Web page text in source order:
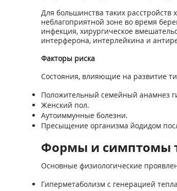
Для большинства таких расстройств
неблагоприятной зоне во время
инфекция, хирургическое
интерферона, интерлейкина и
Факторы риска
Состояния, влияющие на развитие
Положительный семейный анамнез
Женский пол.
Аутоиммунные болезни.
Пресыщение организма йодидом
Формы и симптомы
Основные физиологические
Гиперметаболизм с генерацией